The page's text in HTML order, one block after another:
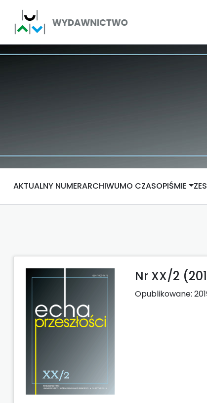
AKTUALNY NUMERARCHIWUMO CZASOPIŚMIE
Nr XX/2
Opublikowane: